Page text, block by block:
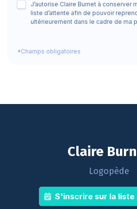
J’autorise Claire Burnet à conserver
liste d’attente afin de pouvoir
ultérieurement dans le cadre de ma
*Champs obligatoires
Claire
Logopède
S'inscrire sur la